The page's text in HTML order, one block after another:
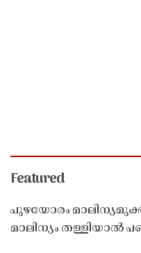
Featured
പുഴയോരം
മാലിന്യം തള്ളിയാൽ